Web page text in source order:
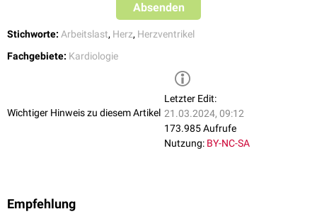
Absenden
Stichworte: Arbeitslast, Herz, Herzventrikel
Fachgebiete: Kardiologie
Wichtiger Hinweis zu diesem Artikel
Letzter Edit:
21.03.2024, 09:12
173.985 Aufrufe
Nutzung: BY-NC-SA
Empfehlung